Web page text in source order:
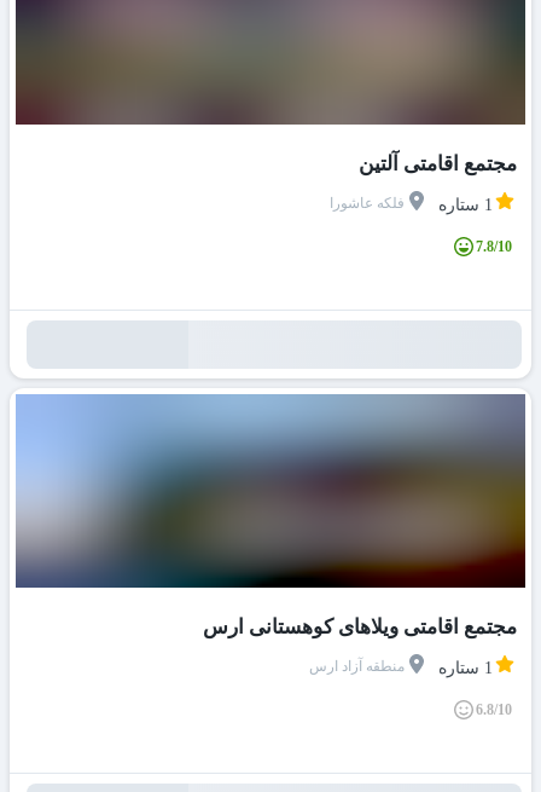
مجتمع اقامتی آلتین
1 ستاره فلکه عاشورا
7.8/10
مجتمع اقامتی ویلاهای کوهستانی ارس
1 ستاره منطقه آزاد ارس
6.8/10